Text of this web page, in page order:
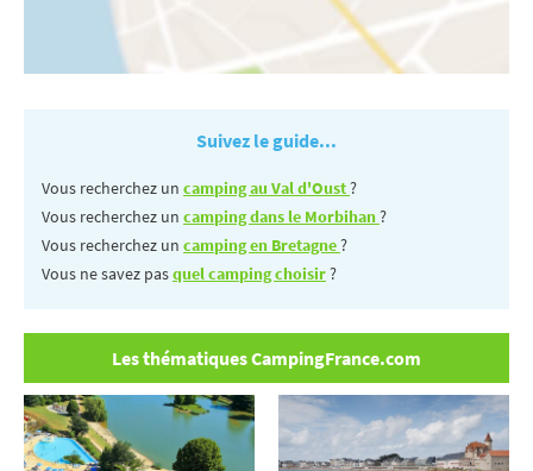
Suivez le guide...
Vous recherchez un camping au Val d'Oust?
Vous recherchez un camping dans le Morbihan?
Vous recherchez un camping en Bretagne?
Vous ne savez pasquel camping choisir?
Les thématiques CampingFrance.com